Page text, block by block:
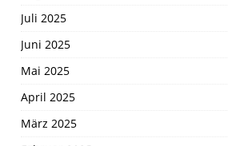
Juli 2025
Juni 2025
Mai 2025
April 2025
März 2025